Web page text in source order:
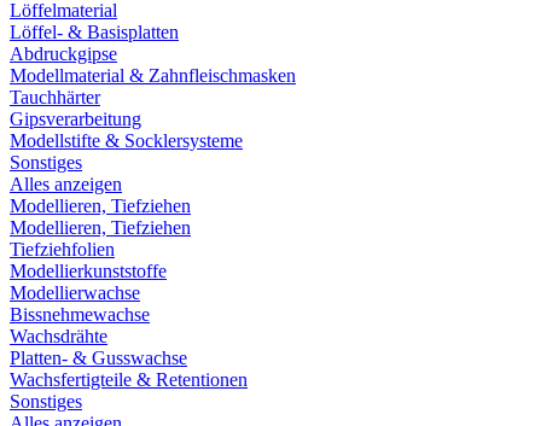
Löffelmaterial
Löffel- & Basisplatten
Abdruckgipse
Modellmaterial & Zahnfleischmasken
Tauchhärter
Gipsverarbeitung
Modellstifte & Socklersysteme
Sonstiges
Alles anzeigen
Modellieren, Tiefziehen
Modellieren, Tiefziehen
Tiefziehfolien
Modellierkunststoffe
Modellierwachse
Bissnehmewachse
Wachsdrähte
Platten- & Gusswachse
Wachsfertigteile & Retentionen
Sonstiges